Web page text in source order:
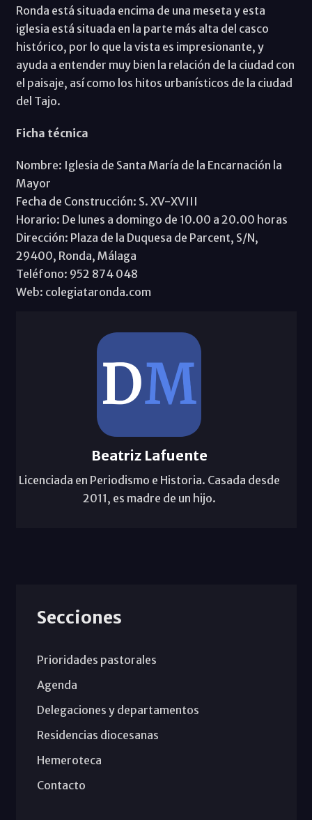
Ronda está situada encima de una meseta y esta
iglesia está situada en la parte más alta del casco
histórico, por lo que la vista es impresionante, y
ayuda a entender muy bien la relación de la ciudad con
el paisaje, así como los hitos urbanísticos de la ciudad
del Tajo.
Ficha técnica
Nombre: Iglesia de Santa María de la Encarnación la
Mayor
Fecha de Construcción: S. XV-XVIII
Horario: De lunes a domingo de 10.00 a 20.00 horas
Dirección: Plaza de la Duquesa de Parcent, S/N,
29400, Ronda, Málaga
Teléfono: 952 874 048
Web: colegiataronda.com
Beatriz Lafuente
Licenciada en Periodismo e Historia. Casada desde
2011, es madre de un hijo.
Secciones
Prioridades pastorales
Agenda
Delegaciones y departamentos
Residencias diocesanas
Hemeroteca
Contacto